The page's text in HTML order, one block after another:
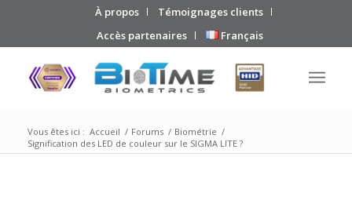
À propos
Témoignages clients
Accès partenaires
Français
Vous êtes ici : Accueil / Forums / Biométrie /
Signification des LED de couleur sur le SIGMA LITE ?